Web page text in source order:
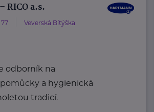
RICO a.s.
Veverská Bítýška
odborník na
a hygienická
tradicí.